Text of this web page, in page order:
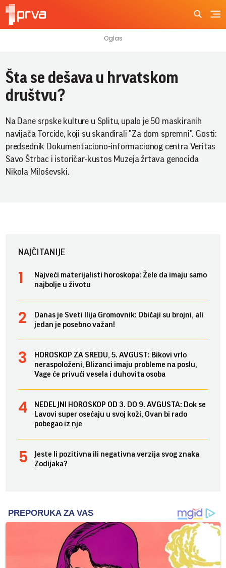
Šta se dešava u hrvatskom
društvu?
Na Dane srpske kulture u Splitu, upalo je 50 maskiranih
navijača Torcide, koji su skandirali "Za dom spremni". Gosti:
predsednik Dokumentaciono-informacionog centra Veritas
Savo Štrbac i istoričar-kustos Muzeja žrtava genocida
Nikola Miloševski.
NAJČITANIJE
Najveći materijalisti horoskopa: Žele da imaju samo
najbolje u životu
Danas je Sveti Ilija Gromovnik: Običaji su brojni, ali
jedan je posebno važan!
HOROSKOP ZA SREDU, 5. AVGUST: Bikovi vrlo
neraspoloženi, Blizanci imaju probleme na poslu,
Vage će privući vesela i duhovita osoba
NEDELJNI HOROSKOP OD 3. DO 9. AVGUSTA: Dok se
Lavovi super osećaju u svoj koži, Ovan bi rado
pobegao iz nje
Jeste li pozitivna ili negativna verzija svog znaka
Zodijaka?